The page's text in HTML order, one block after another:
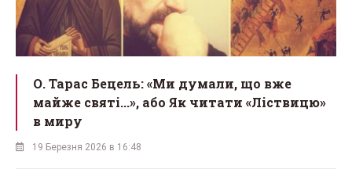
О. Тарас Бецель: «Ми думали, що вже
майже святі...», або Як читати «Ліствицю»
в миру
19 Березня 2026 в 16:48